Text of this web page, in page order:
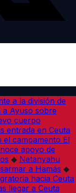
a la división de
a Ayuso sobre
cuerpo
entrada en Ceuta
el campamento El
apoyo de
◆ Netanyahu
a Hamás ◆
hacia Ceuta
llegar a Ceuta